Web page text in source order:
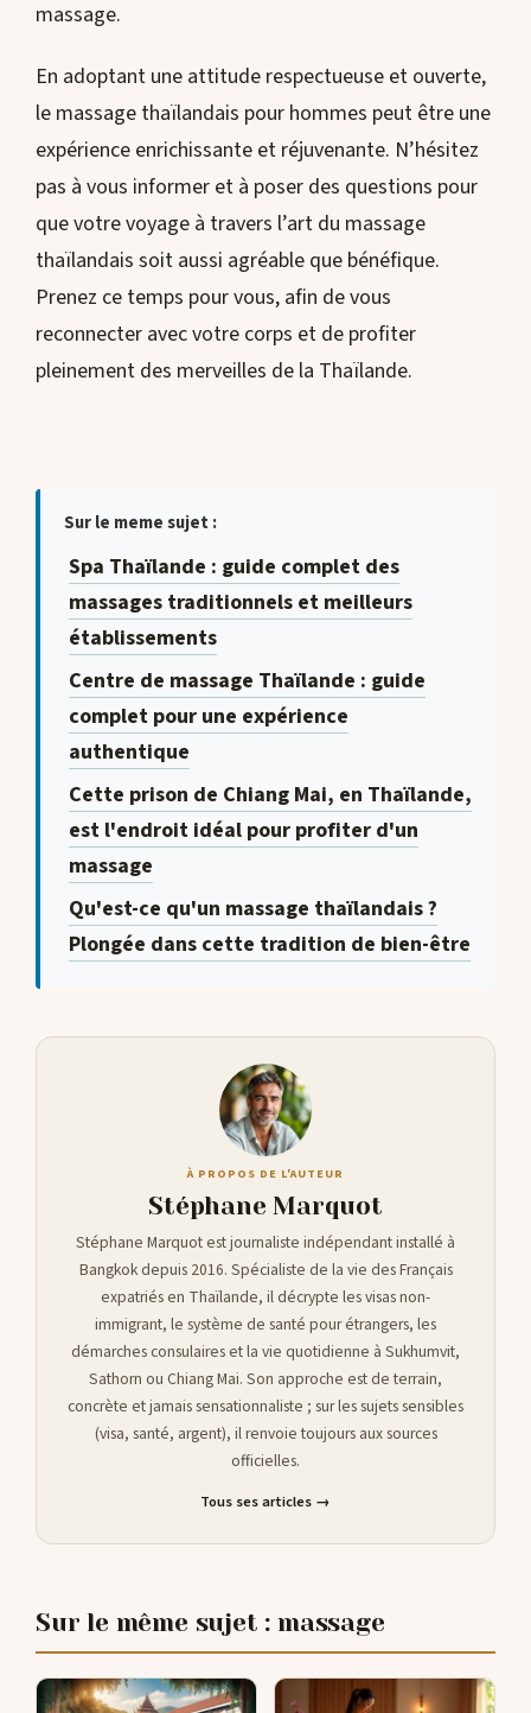
massage.
En adoptant une attitude respectueuse et ouverte,
le massage thaïlandais pour hommes peut être une
expérience enrichissante et réjuvenante. N’hésitez
pas à vous informer et à poser des questions pour
que votre voyage à travers l’art du massage
thaïlandais soit aussi agréable que bénéfique.
Prenez ce temps pour vous, afin de vous
reconnecter avec votre corps et de profiter
pleinement des merveilles de la Thaïlande.
Sur le meme sujet :
Spa Thaïlande : guide complet des
massages traditionnels et meilleurs
établissements
Centre de massage Thaïlande : guide
complet pour une expérience
authentique
Cette prison de Chiang Mai, en Thaïlande,
est l'endroit idéal pour profiter d'un
massage
Qu'est-ce qu'un massage thaïlandais ?
Plongée dans cette tradition de bien-être
À PROPOS DE L'AUTEUR
Stéphane Marquot
Stéphane Marquot est journaliste indépendant installé à
Bangkok depuis 2016. Spécialiste de la vie des Français
expatriés en Thaïlande, il décrypte les visas non-
immigrant, le système de santé pour étrangers, les
démarches consulaires et la vie quotidienne à Sukhumvit,
Sathorn ou Chiang Mai. Son approche est de terrain,
concrète et jamais sensationnaliste ; sur les sujets sensibles
(visa, santé, argent), il renvoie toujours aux sources
officielles.
Tous ses articles →
Sur le même sujet : massage